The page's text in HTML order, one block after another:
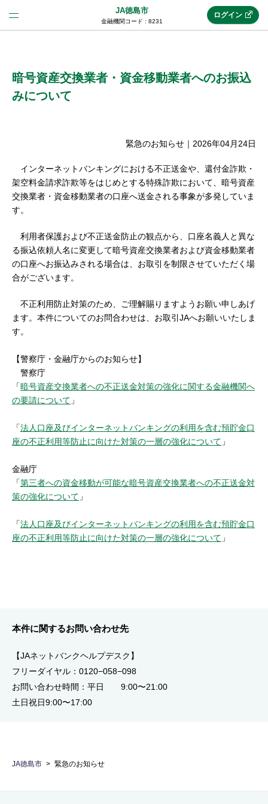
JA徳島市
金融機関コード : 8231
(法人JAネットバンク)
メリット
機能・サービス
セキュリティ
使い方
困った時は
ログイン
暗号資産交換業者・資金移動業者へのお振込
みについて
緊急のお知らせ ｜ 2026年04月24日
インターネットバンキングにおける不正送金や、還付金詐欺・
架空料金請求詐欺等をはじめとする特殊詐欺において、暗号資産
交換業者・資金移動業者の口座へ送金される事象が多発していま
す。
利用者保護および不正送金防止の観点から、口座名義人と異な
る振込依頼人名に変更して暗号資産交換業者および資金移動業者
の口座へお振込みされる場合は、お取引を制限させていただく場
合がございます。
不正利用防止対策のため、ご理解賜りますようお願い申しあげ
ます。本件についてのお問合わせは、お取引JAへお願いいたしま
す。
【警察庁・金融庁からのお知らせ】
警察庁
「暗号資産交換業者への不正送金対策の強化に関する金融機関へ
の要請について 」
「法人口座及びインターネットバンキングの利用を含む預貯金口
座の不正利用等防止に向けた対策の一層の強化について 」
金融庁
「第三者への資金移動が可能な暗号資産交換業者への不正送金対
策の強化について 」
「法人口座及びインターネットバンキングの利用を含む預貯金口
座の不正利用等防止に向けた対策の一層の強化について 」
本件に関するお問い合わせ先
【JAネットバンクヘルプデスク】
フリーダイヤル：0120−058−098
お問い合わせ時間：平日 9:00〜21:00
土日祝日9:00〜17:00
JA徳島市 緊急のお知らせ